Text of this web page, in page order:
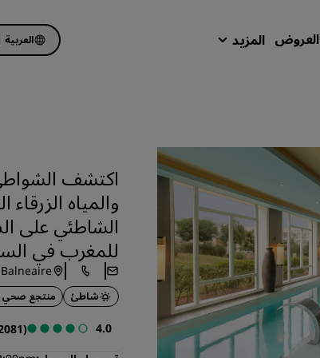
العروض المزيد العربية
الوجهات
المنتجعات
شقق فندقية مجهزة
فنادق قريبة من المطار
الفنادق الجديدة والمرتقب افتتاحها قريبًا
الاجتماعات والفعاليات
استكشف برنامج Radisson Meetings
ابدأ
Day
احجز
اطلع
أفكار
فنادق
اكتشف الشواطئ
والمياه الزرقاء
الشاطئي على
للمغرب في
شاطئ منتجع صحي
4.0
(2081 تعليقات)